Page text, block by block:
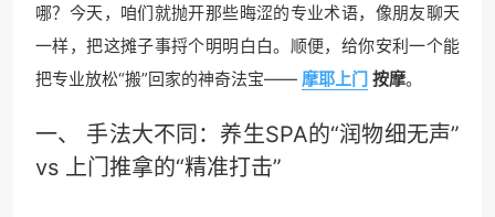
哪？今天，咱们就抛开那些晦涩的专业术语，像朋友聊天
一样，把这摊子事捋个明明白白。顺便，给你安利一个能
把专业放松“搬”回家的神奇法宝—— 摩耶上门 按摩。
一、 手法大不同：养生SPA的“润物细无声”
vs 上门推拿的“精准打击”